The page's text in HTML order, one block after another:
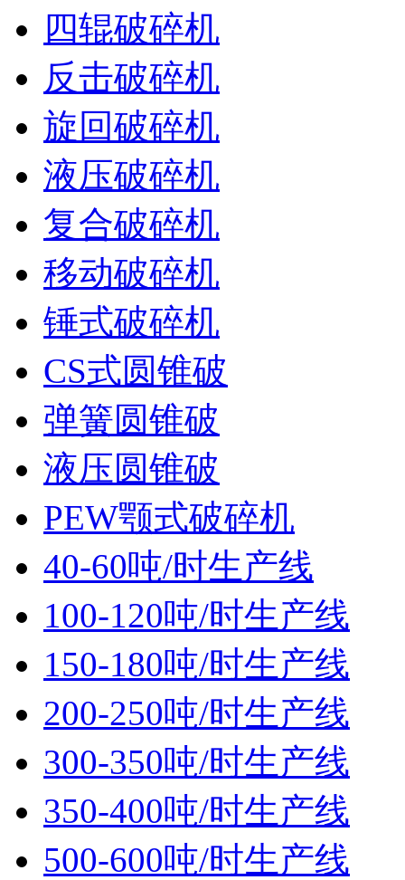
四辊破碎机
反击破碎机
旋回破碎机
液压破碎机
复合破碎机
移动破碎机
锤式破碎机
CS式圆锥破
弹簧圆锥破
液压圆锥破
PEW颚式破碎机
40-60吨/时生产线
100-120吨/时生产线
150-180吨/时生产线
200-250吨/时生产线
300-350吨/时生产线
350-400吨/时生产线
500-600吨/时生产线